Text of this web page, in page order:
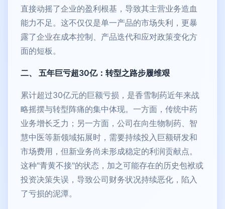
直接动摇了企业的盈利根基，导致其主营业务造血
能力不足。这不仅仅是单一产品的市场失利，更暴
露了企业在成本控制、产品迭代和应对政策变化方
面的短板。
二、 五年巨亏超30亿：转型之路步履维艰
累计超过30亿元的巨额亏损，是香雪制药近年来战
略摇摆与转型阵痛的集中体现。一方面，传统中药
业务增长乏力；另一方面，公司在向生物制药、智
慧中医等新领域拓展时，需要持续投入巨额研发和
市场费用，但新业务尚未形成稳定的利润贡献点。
这种"青黄不接"的状态，加之可能存在的历史包袱或
投资决策失误，导致公司财务状况持续恶化，陷入
了亏损的泥潭。